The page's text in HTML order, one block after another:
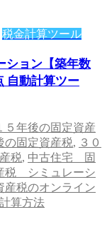
税金計算ツール
ション【築年数
自動計算ツー
５年後の固定資産
の固定資産税, ３０
税, 中古住宅 固
税 シミュレーシ
産税のオンライン
算方法